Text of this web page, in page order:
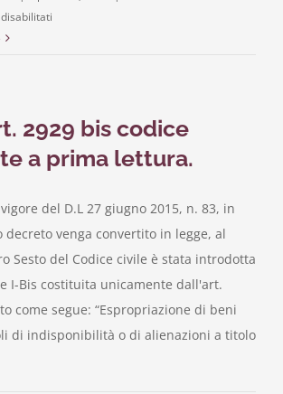
versione
modello
al
26
marzo
2020
2929 bis codice
a prima lettura.
del D.L 27 giugno 2015, n. 83, in
decreto venga convertito in legge, al
Sesto del Codice civile è stata introdotta
I-Bis costituita unicamente dall'art.
come segue: “Espropriazione di beni
di indisponibilità o di alienazioni a titolo